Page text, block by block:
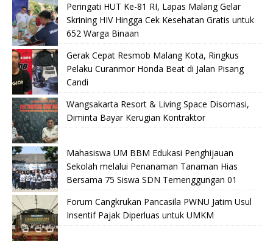
Peringati HUT Ke-81 RI, Lapas Malang Gelar
Skrining HIV Hingga Cek Kesehatan Gratis untuk
652 Warga Binaan
Gerak Cepat Resmob Malang Kota, Ringkus
Pelaku Curanmor Honda Beat di Jalan Pisang
Candi
Wangsakarta Resort & Living Space Disomasi,
Diminta Bayar Kerugian Kontraktor
Mahasiswa UM BBM Edukasi Penghijauan
Sekolah melalui Penanaman Tanaman Hias
Bersama 75 Siswa SDN Temenggungan 01
Forum Cangkrukan Pancasila PWNU Jatim Usul
Insentif Pajak Diperluas untuk UMKM